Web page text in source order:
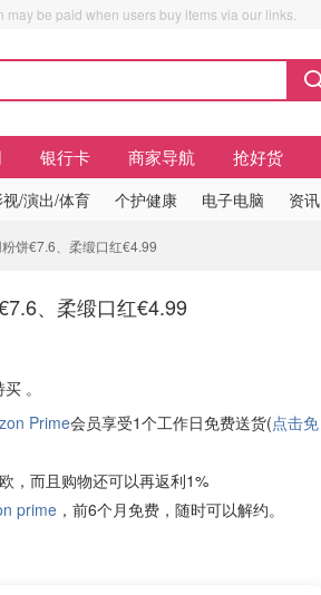
may be paid when users buy items via our links.
银行卡 商家导航 抢好货
/演出/体育 个护健康 电子电脑 资讯
饼€7.6、柔缎口红€4.99
、柔缎口红€4.99
。
Prime会员享受1个工作日免费送货(点击免
，而且购物还可以再返利1%
prime ，前6个月免费，随时可以解约。